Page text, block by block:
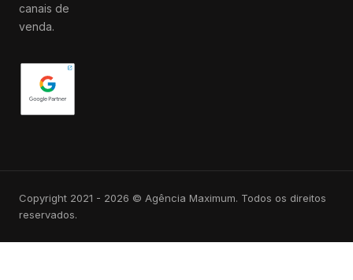
canais de
venda.
Copyright 2021 - 2026 © Agência Maximum. Todos os direitos
reservados.